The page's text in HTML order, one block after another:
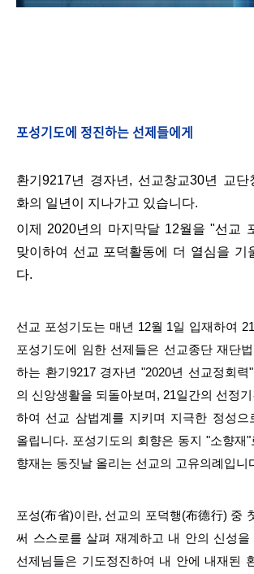
포성기도에 정진하는 선제들에게
환기9217년 경자년, 선교창교30년 교단
화의 일년이 지나가고 있습니다.
이제 2020년의 마지막달 12월을 "선교
맞이하여 선교 포덕활동에 더 열심을 기
다.
선교 포성기도는 매년 12월 1일 입재하여
포성기도에 임한 선제들은 선교종단 재단
하는 환기9217 경자년 "2020년 선교정회력
의 신앙생활을 되돌아보며, 21일간의 선정기
하여 선교 삼법계를 지키며 지극한 정성으
올립니다. 포성기도의 회향은 동지 "소향재
향재는 동짓날 올리는 선교의 고유의례입니
포성(布省)이란, 선교의 포덕행(布德行) 중
써 스스로를 살펴 재계하고 내 안의 신성을
선제님들은 기도정진하여 내 안에 내재된